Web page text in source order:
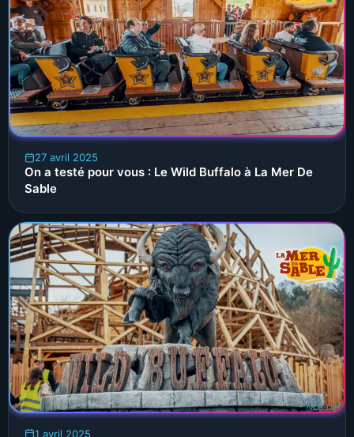
27 avril 2025
On a testé pour vous : Le Wild Buffalo à La Mer De
Sable
1 avril 2025